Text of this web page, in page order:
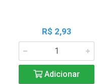
R$ 2,93
Adicionar